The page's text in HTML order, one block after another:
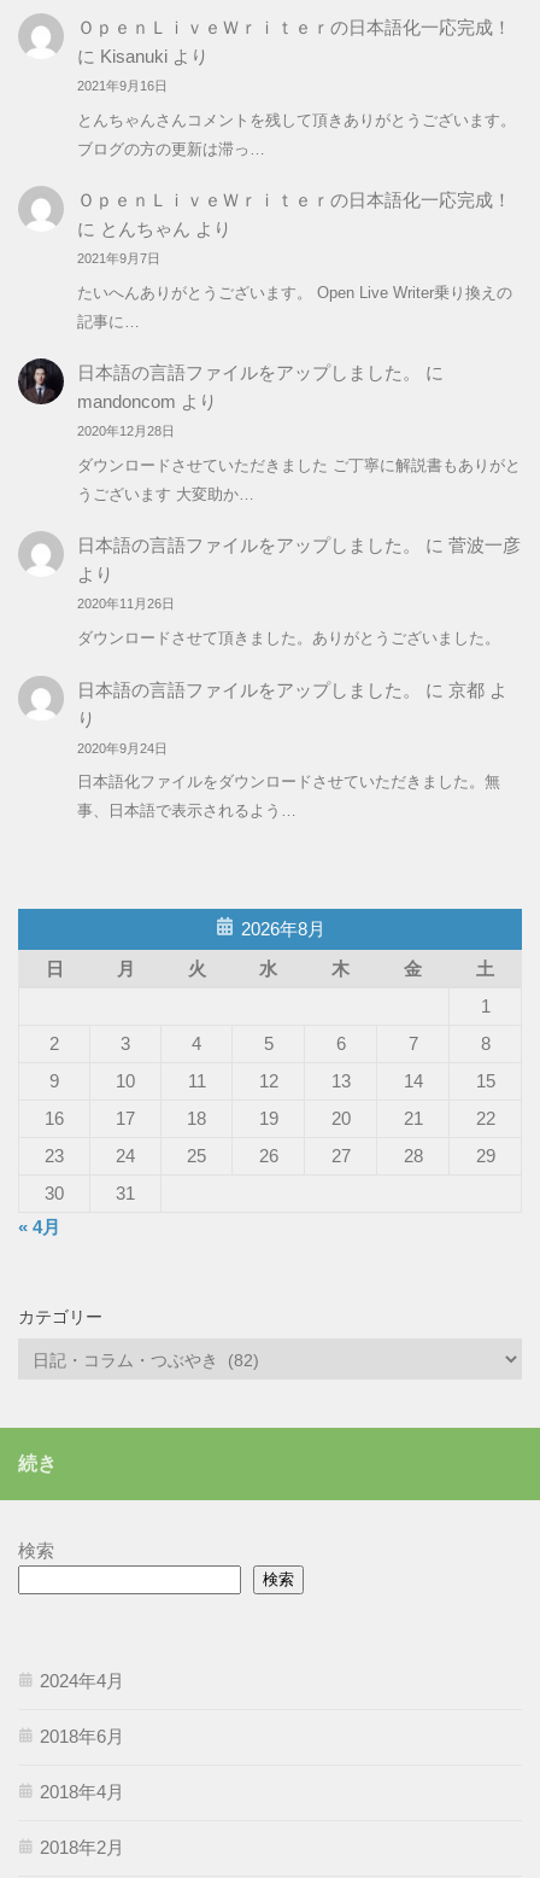
リ
ー
ＯｐｅｎＬｉｖｅＷｒｉｔｅｒの日本語化一応完成！
に Kisanukiより
2021年9月16日
とんちゃんさんコメントを残して頂きありがとうございます。
ブログの方の更新は滞っ…
ＯｐｅｎＬｉｖｅＷｒｉｔｅｒの日本語化一応完成！
に とんちゃん より
2021年9月7日
たいへんありがとうございます。 Open Live Writer乗り換えの
記事に…
日本語の言語ファイルをアップしました。
に
mandoncom より
2020年12月28日
ダウンロードさせていただきました ご丁寧に解説書もありがと
うございます 大変助か…
日本語の言語ファイルをアップしました。 に 菅波一彦
より
2020年11月26日
ダウンロードさせて頂きました。ありがとうございました。
日本語の言語ファイルをアップしました。 に 京都よ
り
2020年9月24日
日本語化ファイルをダウンロードさせていただきました。無
事、日本語で表示されるよう…
2026年8月
日
月 火 水 木 金
土
1
2
3 4 5 6 7
8
9
10 11 12 13 14
15
16
17 18 19 20 21
22
23
24 25 26 27 28
29
30
31
« 4月
カテゴリー
ー
続き
検索
検索
2024年4月
2018年6月
2018年4月
2018年2月